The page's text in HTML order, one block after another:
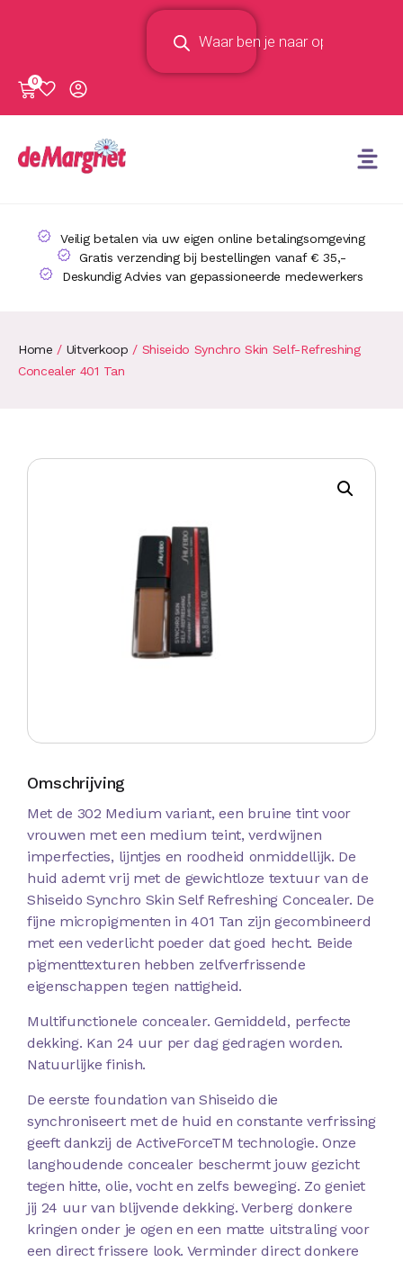
0
Veilig betalen via uw eigen online betalingsomgeving
Gratis verzending bij bestellingen vanaf € 35,-
Deskundig Advies van gepassioneerde medewerkers
Home / Uitverkoop / Shiseido Synchro Skin Self-Refreshing
Concealer 401 Tan
Omschrijving
Met de 302 Medium variant, een bruine tint voor
vrouwen met een medium teint, verdwijnen
imperfecties, lijntjes en roodheid onmiddellijk. De
huid ademt vrij met de gewichtloze textuur van de
Shiseido Synchro Skin Self Refreshing Concealer. De
fijne micropigmenten in 401 Tan zijn gecombineerd
met een vederlicht poeder dat goed hecht. Beide
pigmenttexturen hebben zelfverfrissende
eigenschappen tegen nattigheid.
Multifunctionele concealer. Gemiddeld, perfecte
dekking. Kan 24 uur per dag gedragen worden.
Natuurlijke finish.
De eerste foundation van Shiseido die
synchroniseert met de huid en constante verfrissing
geeft dankzij de ActiveForceTM technologie. Onze
langhoudende concealer beschermt jouw gezicht
tegen hitte, olie, vocht en zelfs beweging. Zo geniet
jij 24 uur van blijvende dekking. Verberg donkere
kringen onder je ogen en een matte uitstraling voor
een direct frissere look. Verminder direct donkere